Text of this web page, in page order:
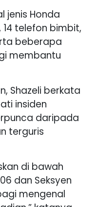
jenis Honda
14 telefon bimbit,
beberapa
membantu
Shazeli berkata
insiden
daripada
terguris
di bawah
dan Seksyen
mengenal